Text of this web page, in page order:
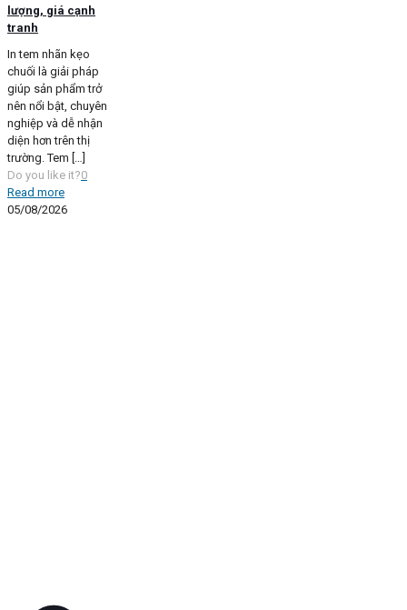
lượng, giá cạnh
tranh
In tem nhãn kẹo
chuối là giải pháp
giúp sản phẩm trở
nên nổi bật, chuyên
nghiệp và dễ nhận
diện hơn trên thị
trường. Tem […]
Do you like it?0
Read more
05/08/2026